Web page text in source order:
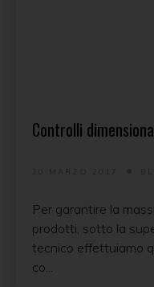
Controlli
Per garantire la
prodotti, sotto la
tecnico effettuiamo
co...